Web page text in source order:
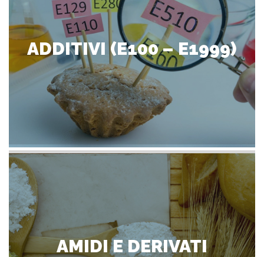
ADDITIVI (E100 – E1999)
AMIDI E DERIVATI